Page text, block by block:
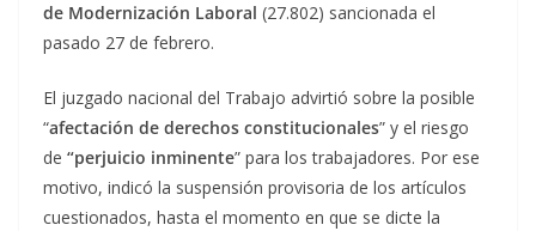
de Modernización Laboral (27.802) sancionada el
pasado 27 de febrero.
El juzgado nacional del Trabajo advirtió sobre la posible
“afectación de derechos constitucionales” y el riesgo
de “perjuicio inminente” para los trabajadores. Por ese
motivo, indicó la suspensión provisoria de los artículos
cuestionados, hasta el momento en que se dicte la